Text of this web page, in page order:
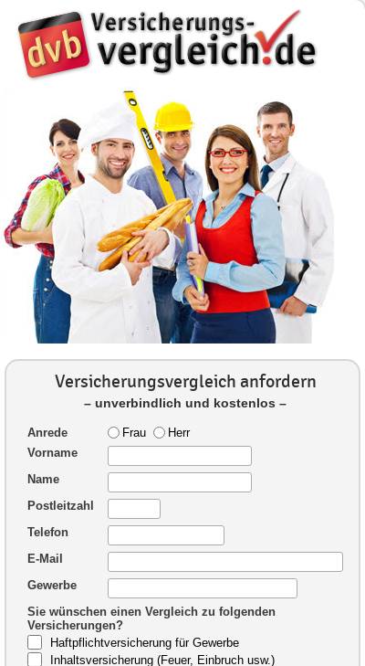
Versicherungsvergleich anfordern
– unverbindlich und kostenlos –
Anrede Frau
Herr
Vorname
Name
Postleitzahl
Telefon
E-Mail
Gewerbe
Sie wünschen einen Vergleich zu folgenden
Versicherungen?
Haftpflichtversicherung für Gewerbe
Inhaltsversicherung (Feuer, Einbruch usw.)